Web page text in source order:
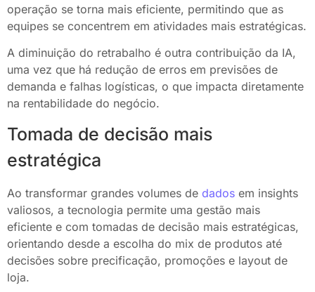
operação se torna mais eficiente, permitindo que as
equipes se concentrem em atividades mais estratégicas.
A diminuição do retrabalho é outra contribuição da IA,
uma vez que há redução de erros em previsões de
demanda e falhas logísticas, o que impacta diretamente
na rentabilidade do negócio.
Tomada de decisão mais
estratégica
Ao transformar grandes volumes de dados em insights
valiosos, a tecnologia permite uma gestão mais
eficiente e com tomadas de decisão mais estratégicas,
orientando desde a escolha do mix de produtos até
decisões sobre precificação, promoções e layout de
loja.